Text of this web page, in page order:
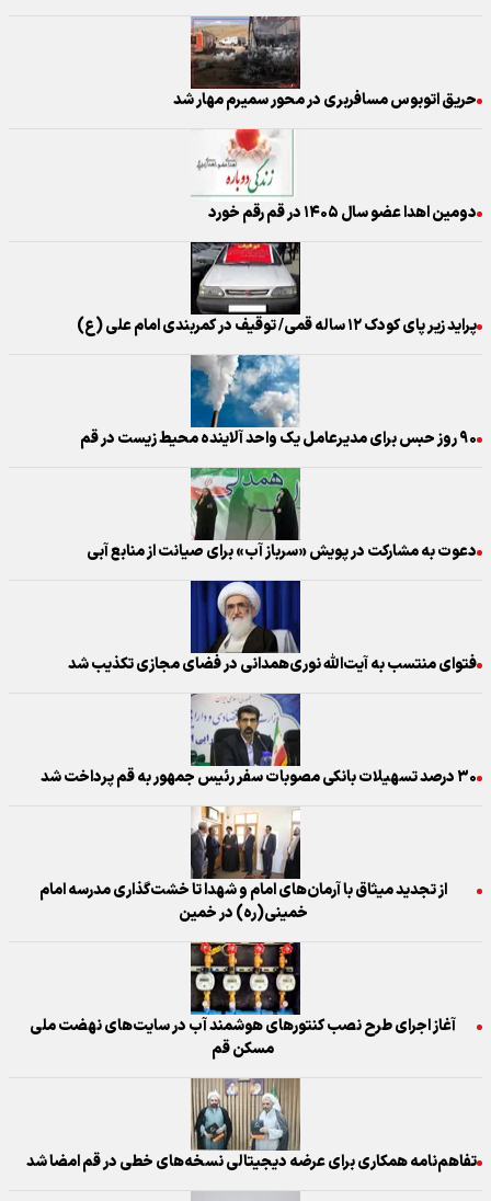
حریق اتوبوس مسافربری در محور سمیرم مهار شد
دومین اهدا عضو سال ۱۴۰۵ در قم رقم خورد
پراید زیر پای کودک ۱۲ ساله قمی/ توقیف در کمربندی امام علی (ع)
۹۰ روز حبس برای مدیرعامل یک واحد آلاینده محیط زیست در قم
دعوت به مشاركت در پویش «سرباز آب» برای صیانت از منابع آبی
فتوای منتسب به آیت‌الله نوری‌همدانی در فضای مجازی تکذیب شد
۳۰ درصد تسهیلات بانکی مصوبات سفر رئیس جمهور به قم پرداخت شد
از تجدید میثاق با آرمان‌های امام و شهدا تا خشت‌گذاری مدرسه امام
خمینی(ره) در خمین
آغاز اجرای طرح نصب كنتورهای هوشمند آب در سایت‌های نهضت ملی
مسكن قم
تفاهم‌نامه همکاری برای عرضه دیجیتالی نسخه‌های خطی در قم امضا شد